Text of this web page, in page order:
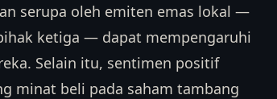
serupa oleh emiten emas lokal —
ketiga — dapat mempengaruhi
Selain itu, sentimen positif
minat beli pada saham tambang